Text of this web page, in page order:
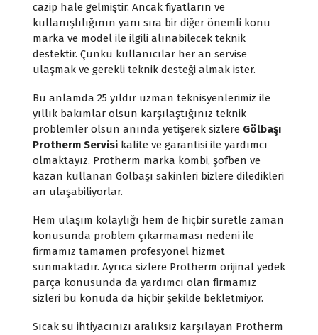
cazip hale gelmiştir. Ancak fiyatların ve
kullanışlılığının yanı sıra bir diğer önemli konu
marka ve model ile ilgili alınabilecek teknik
destektir. Çünkü kullanıcılar her an servise
ulaşmak ve gerekli teknik desteği almak ister.
Bu anlamda 25 yıldır uzman teknisyenlerimiz ile
yıllık bakımlar olsun karşılaştığınız teknik
problemler olsun anında yetişerek sizlere Gölbaşı
Protherm Servisi kalite ve garantisi ile yardımcı
olmaktayız. Protherm marka kombi, şofben ve
kazan kullanan Gölbaşı sakinleri bizlere diledikleri
an ulaşabiliyorlar.
Hem ulaşım kolaylığı hem de hiçbir suretle zaman
konusunda problem çıkarmaması nedeni ile
firmamız tamamen profesyonel hizmet
sunmaktadır. Ayrıca sizlere Protherm orijinal yedek
parça konusunda da yardımcı olan firmamız
sizleri bu konuda da hiçbir şekilde bekletmiyor.
Sıcak su ihtiyacınızı aralıksız karşılayan Protherm